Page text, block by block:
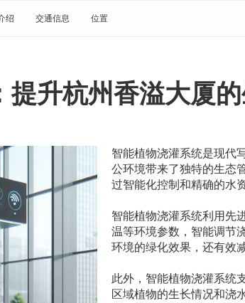
绍 交通信息 位置
提升杭州香溢大厦
智能植物浇灌系统是现代
公环境带来了独特的生态
过智能化控制和精确的水
智能植物浇灌系统利用先
温等环境参数，智能调节
环境的绿化效果，还有效
此外，智能植物浇灌系统
区域植物的生长情况和浇